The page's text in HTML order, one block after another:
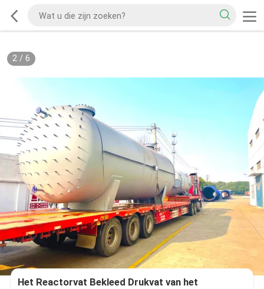
2/ 6
Het Reactorvat Bekleed Drukvat van het